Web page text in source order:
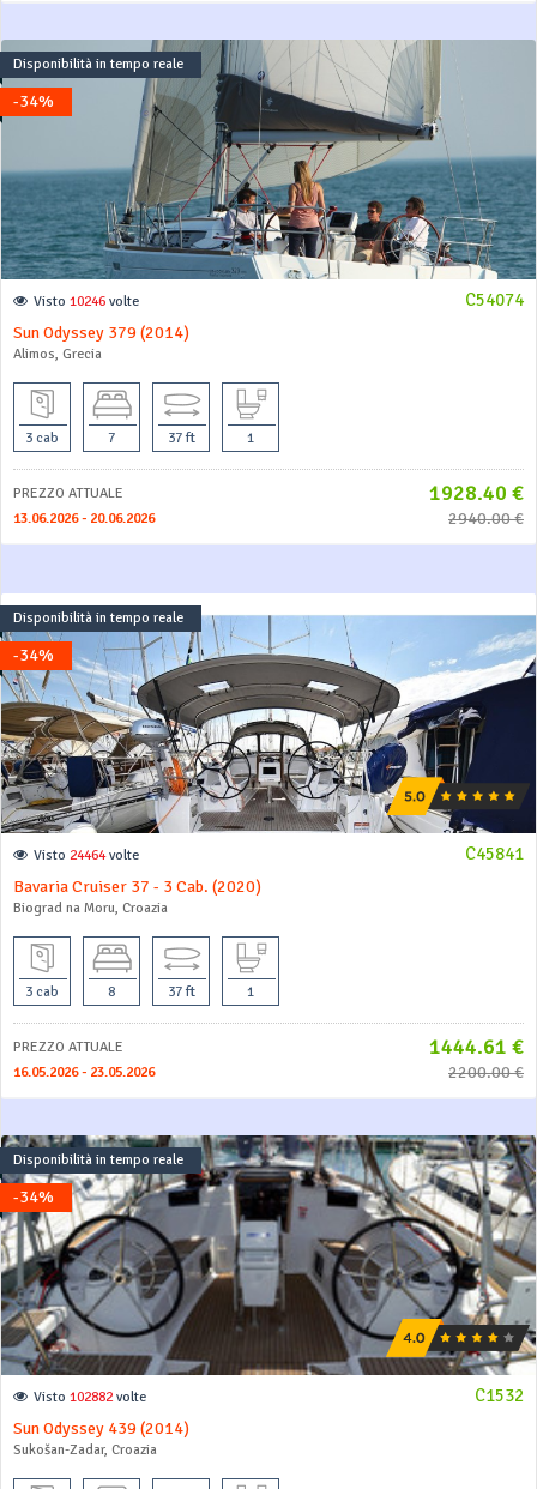
-34%
Disponibilità in tempo reale
C54074
Visto 10246 volte
Sun Odyssey 379 (2014)
Alimos, Grecia
3 cab 7 37 ft 1
PREZZO ATTUALE 1928.40 €
13.06.2026 - 20.06.2026 2940.00 €
-34%
Disponibilità in tempo reale
C45841
Visto 24464volte
Bavaria Cruiser 37 - 3 Cab. (2020)
Biograd na Moru, Croazia
3 cab 8 37 ft 1
PREZZO ATTUALE 1444.61 €
16.05.2026 - 23.05.2026 2200.00 €
-34%
Disponibilità in tempo reale
C1532
Visto 102882 volte
Sun Odyssey 439 (2014)
Sukošan-Zadar, Croazia